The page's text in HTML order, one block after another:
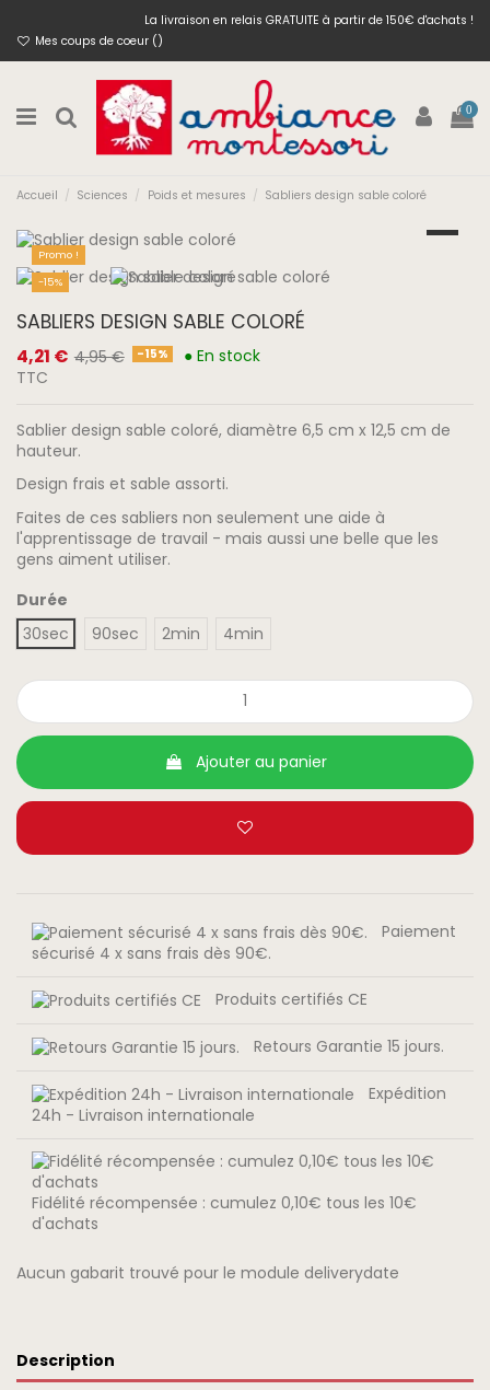
La livraison en relais GRATUITE à partir de 150€ d'achats !
Mes coups de coeur ()
0
Accueil Sciences Poids et mesures Sabliers design sable coloré
Promo !
-15%
SABLIERS DESIGN SABLE COLORÉ
4,21 € 4,95 € -15%
● En stock
TTC
Sablier design sable coloré, diamètre 6,5 cm x 12,5 cm de
hauteur.
Design frais et sable assorti.
Faites de ces sabliers non seulement une aide à
l'apprentissage de travail - mais aussi une belle que les
gens aiment utiliser.
Durée
30sec
90sec 2min 4min
Ajouter au panier
Paiement
sécurisé 4 x sans frais dès 90€.
Produits certifiés CE
Retours Garantie 15 jours.
Expédition
24h - Livraison internationale
Fidélité récompensée : cumulez 0,10€ tous les 10€
d'achats
Aucun gabarit trouvé pour le module deliverydate
Description